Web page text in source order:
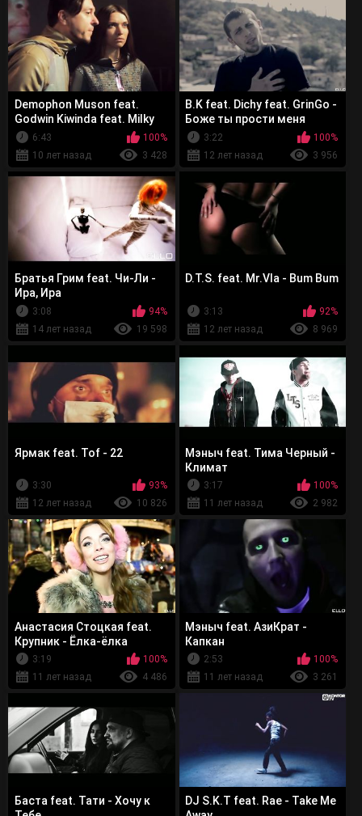
Demophon Muson feat.
Godwin Kiwinda feat. Milky
Whale - Instant Runs
6:43
100%
10 лет назад
3 428
В.K feat. Dichy feat. GrinGo -
Боже ты прости меня
3:22
100%
12 лет назад
3 956
Братья Грим feat. Чи-Ли -
Ира, Ира
3:08
94%
14 лет назад
19 598
D.T.S. feat. Mr.Vla - Bum Bum
3:13
92%
12 лет назад
8 969
Ярмак feat. Tof - 22
3:30
93%
12 лет назад
10 826
Мэныч feat. Тима Черный -
Климат
3:17
100%
11 лет назад
2 982
Анастасия Стоцкая feat.
Крупник - Ёлка-ёлка
3:19
100%
11 лет назад
4 486
Мэныч feat. АзиКрат -
Капкан
2:53
100%
11 лет назад
3 261
Баста feat. Тати - Хочу к
DJ S.K.T feat. Rae - Take Me